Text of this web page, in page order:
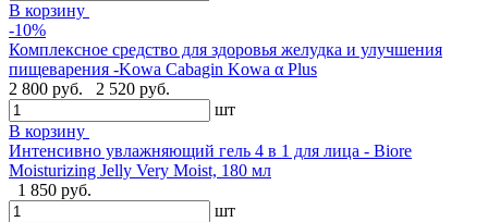
В корзину
-10%
Комплексное средство для здоровья желудка и улучшения
пищеварения -Kowa Cabagin Kowa α Plus
2 800 руб.
2 520 руб.
шт
В корзину
Интенсивно увлажняющий гель 4 в 1 для лица - Biore
Moisturizing Jelly Very Moist, 180 мл
1 850 руб.
шт